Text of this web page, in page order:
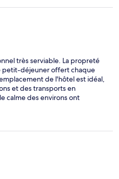
très serviable. La propreté
petit-déjeuner offert chaque
de l'hôtel est idéal,
et des transports en
calme des environs ont
nuits reposantes.
et sans souci.